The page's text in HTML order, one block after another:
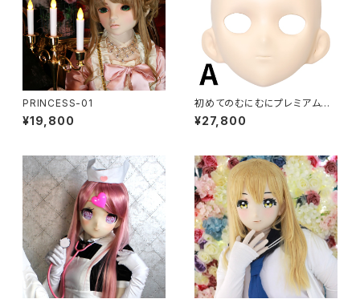
PRINCESS-01
¥19,800
初めてのむにむにプレミアムセ
ット FRP製
¥27,800